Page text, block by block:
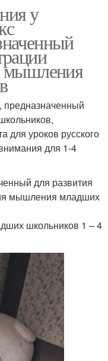
у
мышления
предназначенный
для уроков русского
для 1-4
для развития
мышления младших
школьников 1 – 4